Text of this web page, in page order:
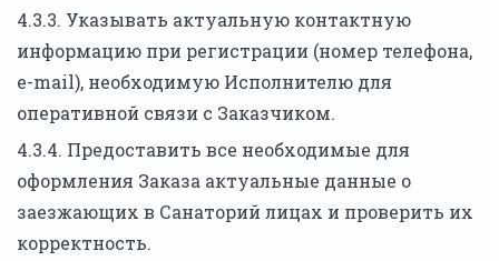
4.3.3. Указывать актуальную контактную
информацию при регистрации (номер телефона,
e-mail), необходимую Исполнителю для
оперативной связи с Заказчиком.
4.3.4. Предоставить все необходимые для
оформления Заказа актуальные данные о
заезжающих в Санаторий лицах и проверить их
корректность.